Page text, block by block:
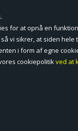
for at opnå en
vi sikrer, at siden
i form af egne
cookiepolitikved at